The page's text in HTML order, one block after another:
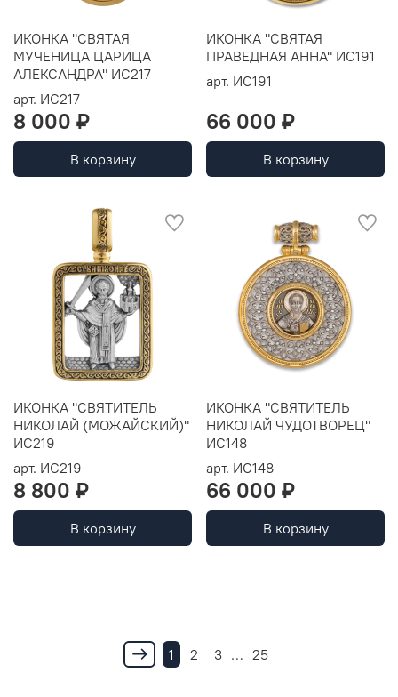
ИКОНКА "СВЯТАЯ
МУЧЕНИЦА ЦАРИЦА
АЛЕКСАНДРА" ИС217
арт. ИС217
8 000 ₽
В корзину
ИКОНКА "СВЯТАЯ
ПРАВЕДНАЯ АННА" ИС191
арт. ИС191
66 000 ₽
В корзину
ИКОНКА "СВЯТИТЕЛЬ
НИКОЛАЙ (МОЖАЙСКИЙ)"
ИС219
арт. ИС219
8 800 ₽
В корзину
ИКОНКА "СВЯТИТЕЛЬ
НИКОЛАЙ ЧУДОТВОРЕЦ"
ИС148
арт. ИС148
66 000 ₽
В корзину
1 2 3 … 25